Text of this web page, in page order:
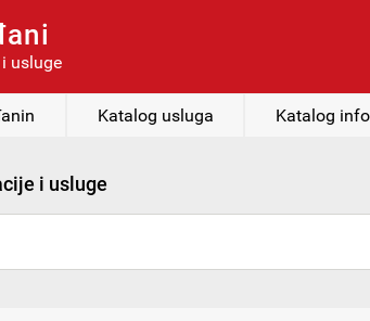
usluge
Katalog usluga Katalog
i usluge